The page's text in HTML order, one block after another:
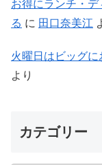
お得にランチ・デ
る に 田口奈美江
火曜日はビッグ
より
カテゴリー